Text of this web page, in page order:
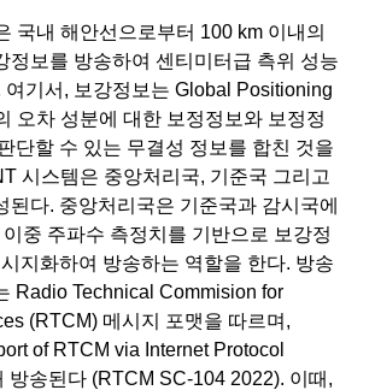
국내 해안선으로부터 100 km 이내의
정보를 방송하여 센티미터급 측위 성능
여기서, 보강정보는 Global Positioning
오차 성분에 대한 보정정보와 보정정
단할 수 있는 무결성 정보를 합친 것을
시스템은 중앙처리국, 기준국 그리고
된다. 중앙처리국은 기준국과 감시국에
중 주파수 측정치를 기반으로 보강정
지화하여 방송하는 역할을 한다. 방송
Radio Technical Commision for
(RTCM) 메시지 포맷을 따르며,
of RTCM via Internet Protocol
방송된다 (RTCM SC-104 2022). 이때,